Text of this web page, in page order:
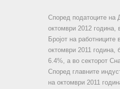
Според податоците на
октомври 2012 година,
Бројот на
октомври 2011 година,
6.4%, а во секторот
Според главните
на октомври 2011